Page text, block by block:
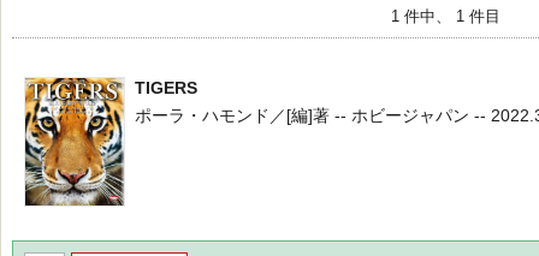
1 件中、 1 件目
TIGERS
ポーラ・ハモンド／[編]著 -- ホビージャパン --